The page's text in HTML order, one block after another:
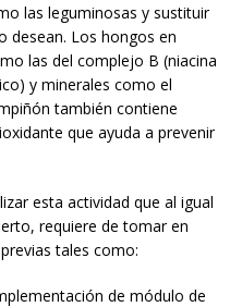
las leguminosas y sustituir
desean. Los hongos en
las del complejo B (niacina
y minerales como el
también contiene
que ayuda a prevenir
esta actividad que al igual
requiere de tomar en
tales como:
de módulo de